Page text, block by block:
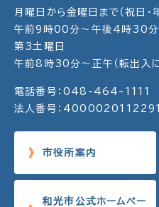
月曜日から金曜日まで（祝日・
午前9時00分～午後4時30分
第3土曜日
午前8時30分～正午（転出入に
電話番号：048-464-1111
法人番号：4000020112291
市役所案内
和光市公式ホームペー